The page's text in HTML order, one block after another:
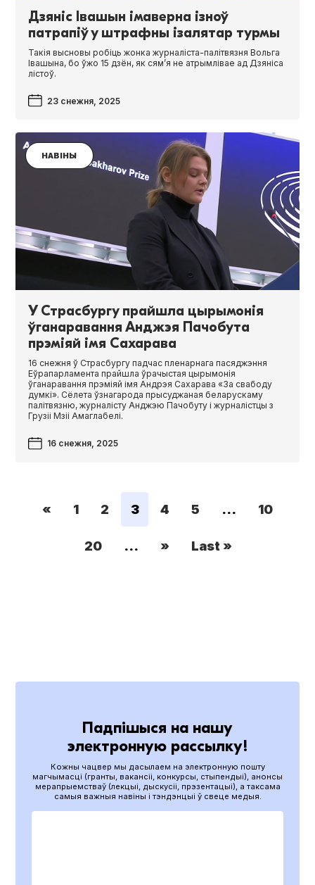
Дзяніс Івашын імаверна ізноў
патрапіў у штрафны ізалятар турмы
Такія высновы робіць жонка журналіста-палітвязня Вольга
Івашына, бо ўжо 15 дзён, як сям’я не атрымлівае ад Дзяніса
лістоў.
23 снежня, 2025
НАВІНЫ
У Страсбургу прайшла цырымонія
ўганаравання Анджэя Пачобута
прэміяй імя Сахарава
16 снежня ў Страсбургу падчас пленарнага пасяджэння
Еўрапарламента прайшла ўрачыстая цырымонія
ўганаравання прэміяй імя Андрэя Сахарава «За свабоду
думкі». Сёлета ўзнагарода прысуджаная беларускаму
палітвязню, журналісту Анджэю Пачобуту і журналістцы з
Грузіі Мзіі Амаглабелі.
16 снежня, 2025
« 1 2 3 4 5 ... 10
20 ... » Last »
Падпішыся на нашу
электронную рассылку!
Кожны чацвер мы дасылаем на электронную пошту
магчымасці (гранты, вакансіі, конкурсы, стыпендыі), анонсы
мерапрыемстваў (лекцыі, дыскусіі, прэзентацыі), а таксама
самыя важныя навіны і тэндэнцыі ў свеце медыя.